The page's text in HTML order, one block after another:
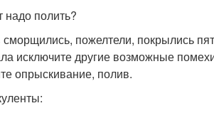
надо полить?
сморщились, пожелтели, покрылись
исключите другие возможные
опрыскивание, полив.